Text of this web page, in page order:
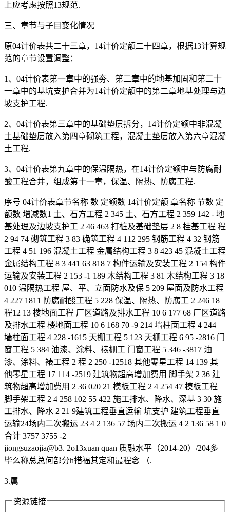
上应考虑按照13规范.
三、章节与子目变化情况
原04计价表共二十三章，14计价定额二十四章，根据13计算规
范的章节设置调整：
1、04计价表第一章中的强夯、第二章中的地基加固和第二十
一章中的基坑支护合并为14计价定额中的第二章地基处理与边
坡支护工程.
2、04计价表第三章中的基础垫层拆分，14计价定额中非混凝
土基础垫层放入第四章砌筑工程，混凝土垫层放入第六章混凝
土工程.
3、04计价表第九章中的保温隔热，在14计价定额中与防腐耐
酸工程合井，组成第十一章，保温、隔热、防腐工程.
序号 04计价表章节名称 数 定额数 14计价定额 章名称 节数 定
额数 增减数1 土、石方工程 2 345 土、石方工程 2 359 142 - 地
基处理及边坡支护工 2 46 463 打桩及基础垫层 2 8 桂基工程 程
2 94 74 砌筑工程 3 83 确筑工程 4 112 295 钢筋工程 4 32 钢筋
工程 4 51 196 混凝土工程 金属结构工程 3 8 423 45 混凝土工程
金属结构工程 8 3 441 63 818 7 构件运输及安装工程 2 154 构件
运输及安装工程 2 153 -1 189 木结构工程 3 81 木结构工程 3 18
010 温隔热工程 屋、平、立面防水及保 5 209 屋面及防水工程
4 227 1811 防腐耐酸工程 5 228 保温、隔热、防腐工 2 246 18
程12 13 楼地面工程 厂区道路及排水工程 10 6 177 68 厂区道路
及排水工程 楼地面工程 10 6 168 70 -9 214 墙柱面工程 4 244
墙柱面工程 4 228 -1615 天棚工程 5 123 天棚工程 6 95 -2816 门
窗工程 5 384 油漆、涂料、裱棚工 门窗工程 5 346 -3817 油
漆、涂料、裱工程 2 程 2 250 -12518 其他零星工程 14 139 其
他零星工程 17 114 -2519 建筑物超高增加费用 脚手架 2 36 建
筑物超高增加费用 2 36 020 21 模板工程 2 4 254 47 模板工程
脚手架工程 2 4 258 102 55 422 施工排水、降水、深基 3 30 施
工排水、降水 2 21 9建筑工程垂直运输 坑支护 建筑工程垂直
运输24场内二次搬运 23 4 2 136 57 场内二次搬运 4 2 136 58 1 0
合计 3757 3755 -2
jiongsuzaojia@b3. 2o13xuan quan 质融水平（2014-20）/204多
毕么称总总何部分h措福其定和最程念 （.
3.属
资源链接